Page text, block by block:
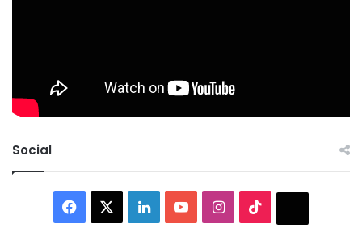
Social
Facebook LinkedInYouTubeInstagram